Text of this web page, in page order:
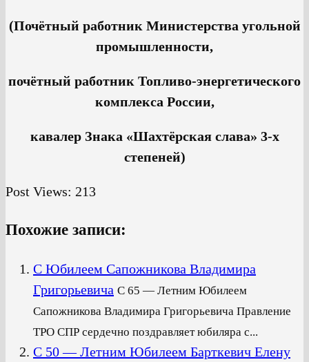
(Почётный работник Министерства угольной
промышленности,
почётный работник Топливо-энергетического
комплекса России,
кавалер Знака «Шахтёрская слава» 3-х
степеней)
Post Views: 213
Похожие записи:
C Юбилеем Сапожникова Владимира
Григорьевича C 65 — Летним Юбилеем
Сапожникова Владимира Григорьевича Правление
ТРО СПР сердечно поздравляет юбиляра с...
C 50 — Летним Юбилеем Барткевич Елену